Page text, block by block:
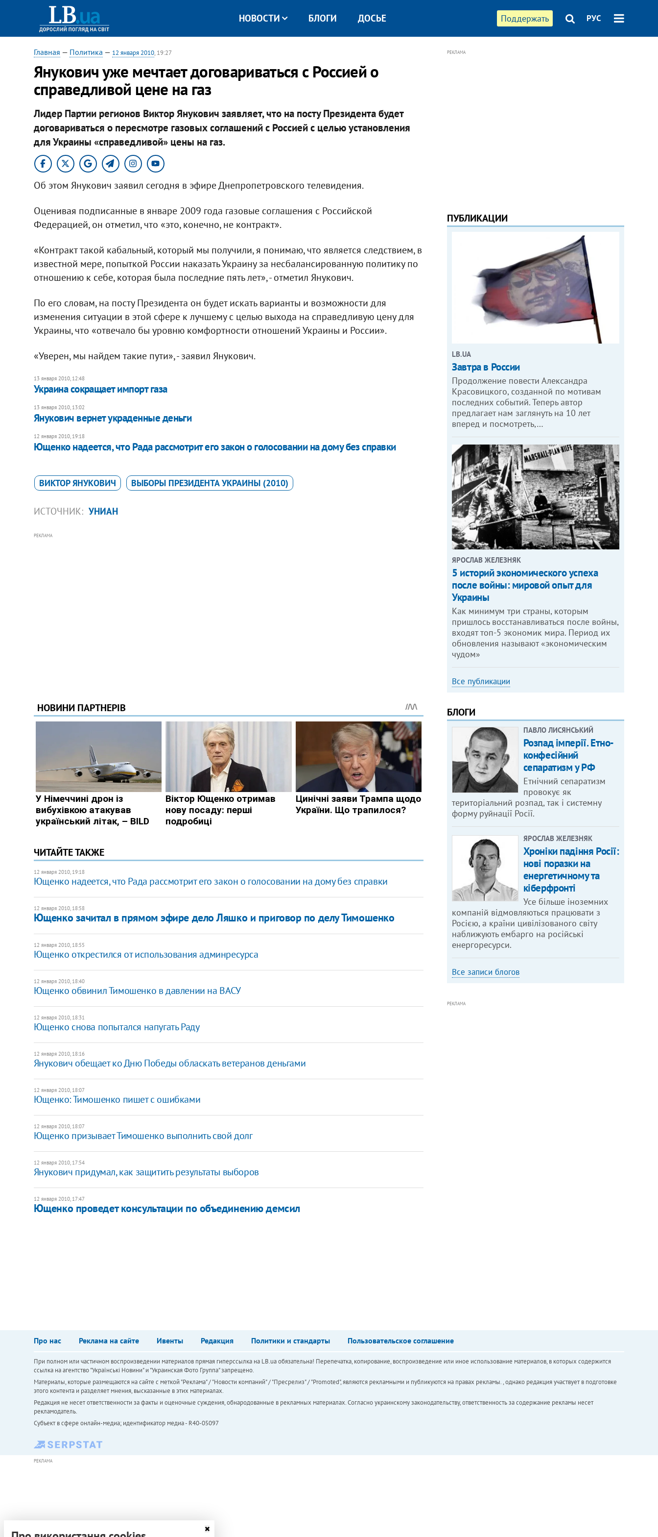
Поддержать РУС
НОВОСТИ БЛОГИ ДОСЬЕ
Главная — Политика — 12 января 2010, 19:27
Янукович уже мечтает договариваться с Россией о
справедливой цене на газ
Лидер Партии регионов Виктор Янукович заявляет, что на посту Президента будет
договариваться о пересмотре газовых соглашений с Россией с целью установления
для Украины «справедливой» цены на газ.
Об этом Янукович заявил сегодня в эфире Днепропетровского телевидения.
Оценивая подписанные в январе 2009 года газовые соглашения с Российской
Федерацией, он отметил, что «это, конечно, не контракт».
«Контракт такой кабальный, который мы получили, я понимаю, что является следствием, в
известной мере, попыткой России наказать Украину за несбалансированную политику по
отношению к себе, которая была последние пять лет», - отметил Янукович.
По его словам, на посту Президента он будет искать варианты и возможности для
изменения ситуации в этой сфере к лучшему с целью выхода на справедливую цену для
Украины, что «отвечало бы уровню комфортности отношений Украины и России».
«Уверен, мы найдем такие пути», - заявил Янукович.
13 января 2010, 12:48
Украина сокращает импорт газа
13 января 2010, 13:02
Янукович вернет украденные деньги
12 января 2010, 19:18
Ющенко надеется, что Рада рассмотрит его закон о голосовании на дому без справки
ВИКТОР ЯНУКОВИЧ ВЫБОРЫ ПРЕЗИДЕНТА УКРАИНЫ (2010)
ИСТОЧНИК: УНИАН
РЕКЛАМА
ЧИТАЙТЕ ТАКЖЕ
12 января 2010, 19:18
Ющенко надеется, что Рада рассмотрит его закон о голосовании на дому без справки
12 января 2010, 18:58
Ющенко зачитал в прямом эфире дело Ляшко и приговор по делу Тимошенко
12 января 2010, 18:55
Ющенко открестился от использования админресурса
12 января 2010, 18:40
Ющенко обвинил Тимошенко в давлении на ВАСУ
12 января 2010, 18:31
Ющенко снова попытался напугать Раду
12 января 2010, 18:16
Янукович обещает ко Дню Победы обласкать ветеранов деньгами
12 января 2010, 18:07
Ющенко: Тимошенко пишет с ошибками
12 января 2010, 18:07
Ющенко призывает Тимошенко выполнить свой долг
12 января 2010, 17:54
Янукович придумал, как защитить результаты выборов
12 января 2010, 17:47
Ющенко проведет консультации по объединению демсил
РЕКЛАМА
ПУБЛИКАЦИИ
LB.UA
Завтра в России
Продолжение повести Александра
Красовицкого, созданной по мотивам
последних событий. Теперь автор
предлагает нам заглянуть на 10 лет
вперед и посмотреть,…
ЯРОСЛАВ ЖЕЛЕЗНЯК
5 историй экономического успеха
после войны: мировой опыт для
Украины
Как минимум три страны, которым
пришлось восстанавливаться после войны,
входят топ-5 экономик мира. Период их
обновления называют «экономическим
чудом»
Все публикации
БЛОГИ
ПАВЛО ЛИСЯНСЬКИЙ
Розпад імперії. Етно-
конфесійний
сепаратизм у РФ
Етнічний сепаратизм
провокує як
територіальний розпад, так і системну
форму руйнації Росії.
ЯРОСЛАВ ЖЕЛЕЗНЯК
Хроніки падіння Росії:
нові поразки на
енергетичному та
кіберфронті
Усе більше іноземних
компаній відмовляються працювати з
Росією, а країни цивілізованого світу
наближують ембарго на російські
енергоресурси.
Все записи блогов
РЕКЛАМА
Про нас Реклама на сайте Ивенты Редакция Политики и стандарты Пользовательское соглашение
При полном или частичном воспроизведении материалов прямая гиперссылка на LB.ua обязательна! Перепечатка, копирование, воспроизведение или иное использование материалов, в которых содержится
ссылка на агентство "Українськi Новини" и "Украинская Фото Группа" запрещено.
Материалы, которые размещаются на сайте с меткой "Реклама" / "Новости компаний" / "Пресрелиз" / "Promoted", являются рекламными и публикуются на правах рекламы. , однако редакция участвует в подготовке
этого контента и разделяет мнения, высказанные в этих материалах.
Редакция не несет ответственности за факты и оценочные суждения, обнародованные в рекламных материалах. Согласно украинскому законодательству, ответственность за содержание рекламы несет
рекламодатель.
Субъект в сфере онлайн-медиа; идентификатор медиа - R40-05097
РЕКЛАМА